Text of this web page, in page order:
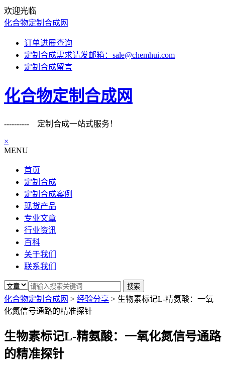
欢迎光临
化合物定制合成网
订单进展查询
定制合成需求请发邮箱：sale@chemhui.com
定制合成留言
化合物定制合成网
---------- 定制合成一站式服务！
×
MENU
首页
定制合成
定制合成案例
现货产品
专业文章
行业资讯
百科
关于我们
联系我们
化合物定制合成网 > 经验分享 > 生物素标记L-精氨酸：一氧
化氮信号通路的精准探针
生物素标记L-精氨酸：一氧化氮信号通路
的精准探针